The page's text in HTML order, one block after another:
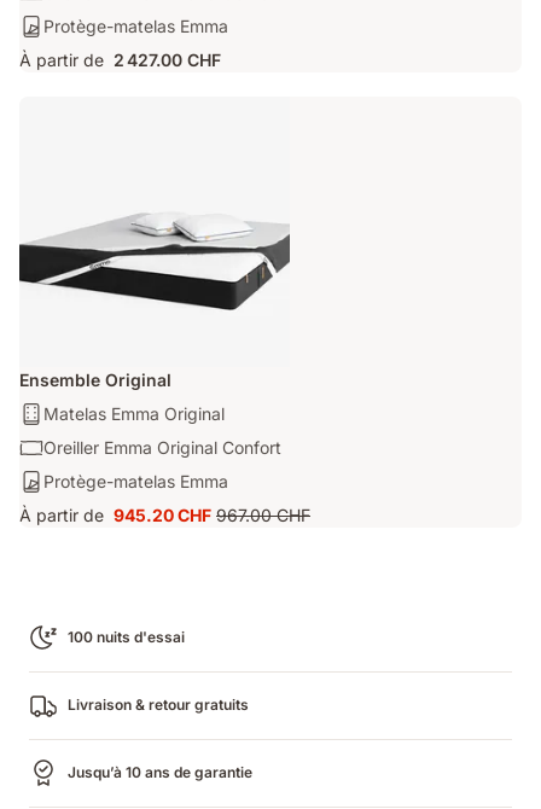
mesure
Emma
Original
Elite
Oreiller
Emma
Air-
Protège-
matelas:
Protège-
Protège-matelas Emma
À partir de 2 427.00 CHF
Ensemble Original
Matelas:
Matelas
Emma
Original
Matelas Emma Original
Oreiller:
Oreiller
Emma
Original
Oreiller Emma Original Confort
Protège-
matelas:
Protège-
Protège-matelas Emma
À partir de Prix
945.20 CHF Prix
967.00 CHF
100 nuits d'essai
Livraison & retour gratuits
Jusqu’à 10 ans de garantie